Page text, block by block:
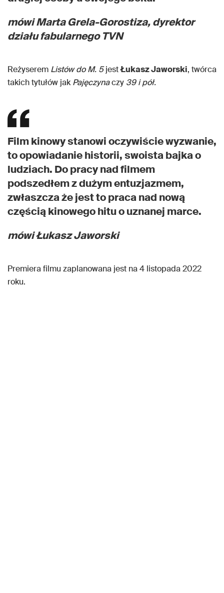
mówi Marta Grela-Gorostiza, dyrektor
działu fabularnego TVN
Reżyserem Listów do M. 5jestŁukasz Jaworski, twórca
takich tytułów jakPajęczynaczy 39 i pół.
Film kinowy stanowi oczywiście wyzwanie,
to opowiadanie historii, swoista bajka o
ludziach. Do pracy nad filmem
podszedłem z dużym entuzjazmem,
zwłaszcza że jest to praca nad nową
częścią kinowego hitu o uznanej marce.
mówi Łukasz Jaworski
Premiera filmu zaplanowana jest na 4 listopada 2022
roku.